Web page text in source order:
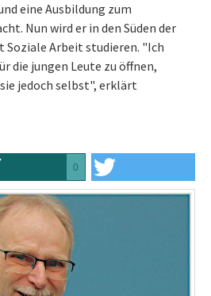
eine Ausbildung zum
Nun wird er in den Süden der
Soziale Arbeit studieren. "Ich
die jungen Leute zu öffnen,
jedoch selbst", erklärt
0